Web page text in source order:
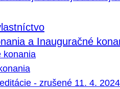
a Inauguračné
konania
- zrušené 11. 4. 2024